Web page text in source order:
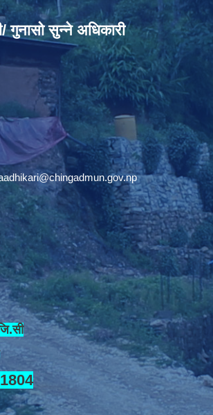
गुनासो सुन्ने अधिकारी